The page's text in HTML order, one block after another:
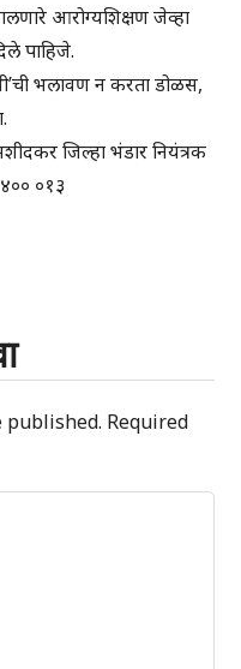
आरोग्यशिक्षण जेव्हा
पाहिजे.
भलावण न करता डोळस,
जिल्हा भंडार नियंत्रक
०१३
published. Required